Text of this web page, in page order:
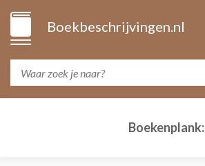
Boekbeschrijvingen.nl
Boekenplank: